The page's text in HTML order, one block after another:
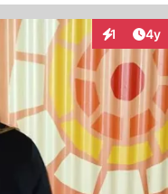
1 4y